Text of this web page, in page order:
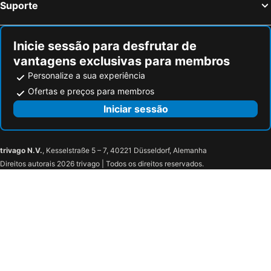
Suporte
Inicie sessão para desfrutar de
vantagens exclusivas para membros
Personalize a sua experiência
Ofertas e preços para membros
Iniciar sessão
trivago N.V., Kesselstraße 5 – 7, 40221 Düsseldorf, Alemanha
Direitos autorais 2026 trivago | Todos os direitos reservados.